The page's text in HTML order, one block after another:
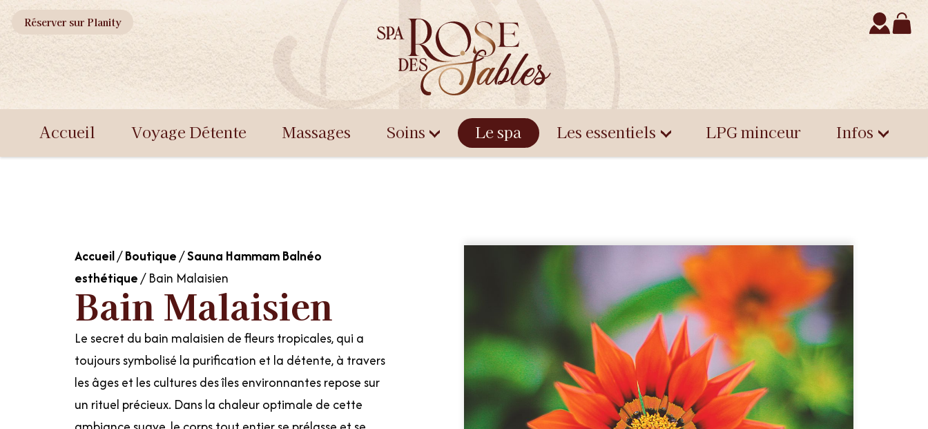
Accueil Voyage Détente Massages Soins Le spa Les essentiels LPG minceur Infos
Réserver sur Planity
Accueil/Boutique/Sauna Hammam Balnéo
esthétique/ Bain Malaisien
Bain Malaisien
Le secret du bain malaisien de fleurs tropicales, qui a
toujours symbolisé la purification et la détente, à travers
les âges et les cultures des îles environnantes repose sur
un rituel précieux. Dans la chaleur optimale de cette